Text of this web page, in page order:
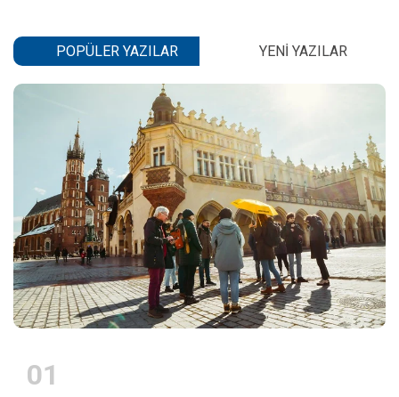
POPÜLER YAZILAR YENI YAZILAR
01